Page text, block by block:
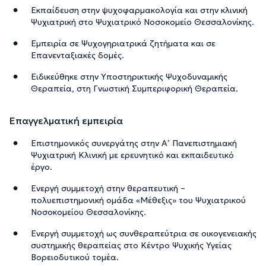
Εκπαίδευση στην ψυχοφαρμακολογία και στην κλινική
Ψυχιατρική στο Ψυχιατρικό Νοσοκομείο Θεσσαλονίκης.
Εμπειρία σε Ψυχογηριατρικά ζητήματα και σε
Επανενταξιακές δομές.
Ειδικεύθηκε στην Υποστηρικτικής Ψυχοδυναμικής
Θεραπεία, στη Γνωστική Συμπεριφορική Θεραπεία.
Επαγγελματική εμπειρία
Επιστημονικός συνεργάτης στην Α’ Πανεπιστημιακή
Ψυχιατρική Κλινική με ερευνητικό και εκπαιδευτικό
έργο.
Ενεργή συμμετοχή στην θεραπευτική –
πολυεπιστημονική ομάδα «Μέθεξις» του Ψυχιατρικού
Νοσοκομείου Θεσσαλονίκης.
Ενεργή συμμετοχή ως συνθεραπεύτρια σε οικογενειακής
συστημικής θεραπείας στο Κέντρο Ψυχικής Υγείας
Βορειοδυτικού τομέα.